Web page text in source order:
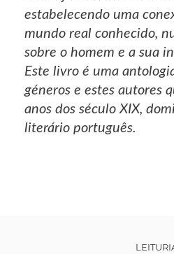
estabelecendo uma
mundo real conhecido,
sobre o homem e a sua
Este livro é uma
géneros e estes autores
anos dos século XIX,
literário português.